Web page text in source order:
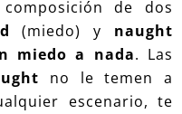
de dos
(miedo) y naught
miedo a nada. Las
no le temen a
escenario, te